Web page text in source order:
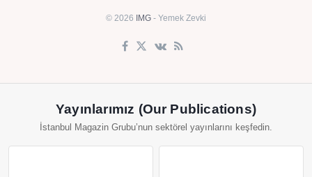
© 2026 IMG - Yemek Zevki
Yayınlarımız (Our Publications)
İstanbul Magazin Grubu’nun sektörel yayınlarını keşfedin.